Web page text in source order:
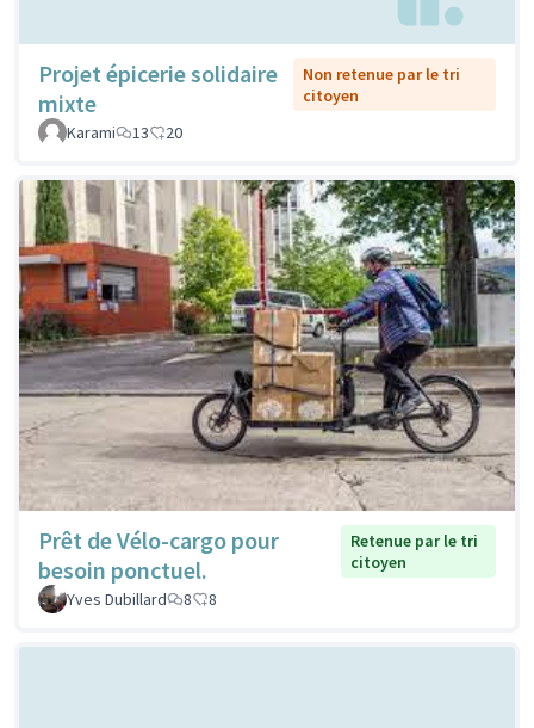
Projet épicerie solidaire
mixte
Non retenue par le tri
citoyen
Karami
13 20
Prêt de Vélo-cargo pour
besoin ponctuel.
Retenue par le tri
citoyen
Yves Dubillard
8 8